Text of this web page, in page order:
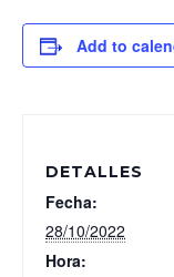
Add to
DETALLES
Fecha:
28/10/2022
Hora: